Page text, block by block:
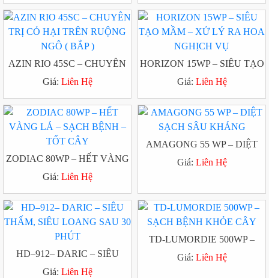
AZIN RIO 45SC – CHUYÊN
TRỊ CỎ HẠI TRÊN RUỘNG
Giá: Liên Hệ
HORIZON 15WP – SIÊU TẠO
MẦM – XỬ LÝ RA HOA
Giá: Liên Hệ
ZODIAC 80WP – HẾT VÀNG
LÁ – SẠCH BỆNH – TỐT
Giá: Liên Hệ
AMAGONG 55 WP – DIỆT
SẠCH SÂU KHÁNG
Giá: Liên Hệ
HD–912– DARIC – SIÊU
THẤM, SIÊU LOANG SAU 30
Giá: Liên Hệ
TD-LUMORDIE 500WP –
SẠCH BỆNH KHỎE CÂY
Giá: Liên Hệ